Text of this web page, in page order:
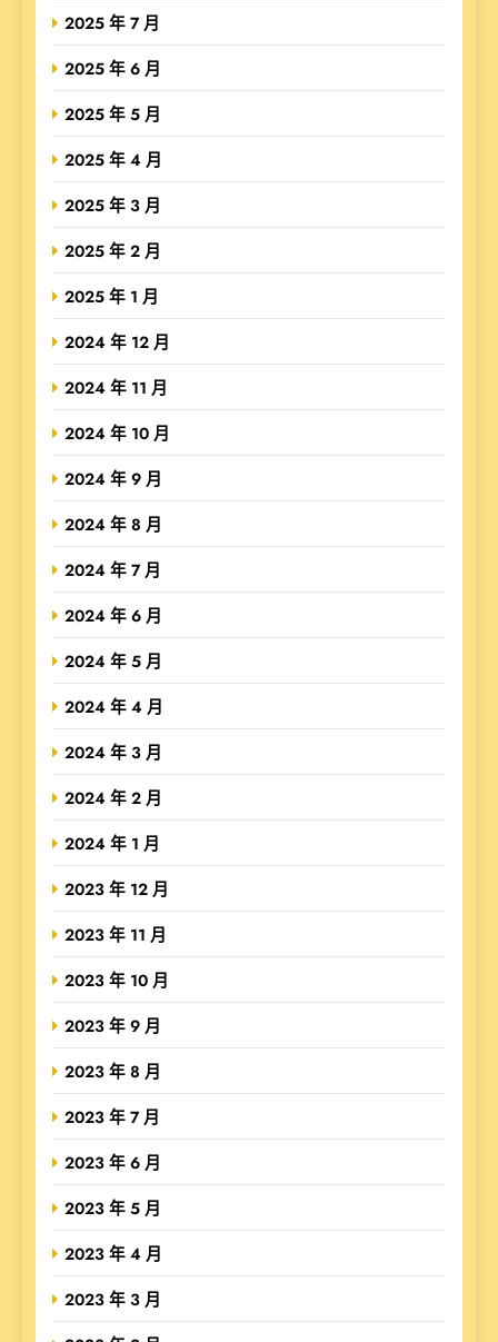
2025 年 7 月
2025 年 6 月
2025 年 5 月
2025 年 4 月
2025 年 3 月
2025 年 2 月
2025 年 1 月
2024 年 12 月
2024 年 11 月
2024 年 10 月
2024 年 9 月
2024 年 8 月
2024 年 7 月
2024 年 6 月
2024 年 5 月
2024 年 4 月
2024 年 3 月
2024 年 2 月
2024 年 1 月
2023 年 12 月
2023 年 11 月
2023 年 10 月
2023 年 9 月
2023 年 8 月
2023 年 7 月
2023 年 6 月
2023 年 5 月
2023 年 4 月
2023 年 3 月